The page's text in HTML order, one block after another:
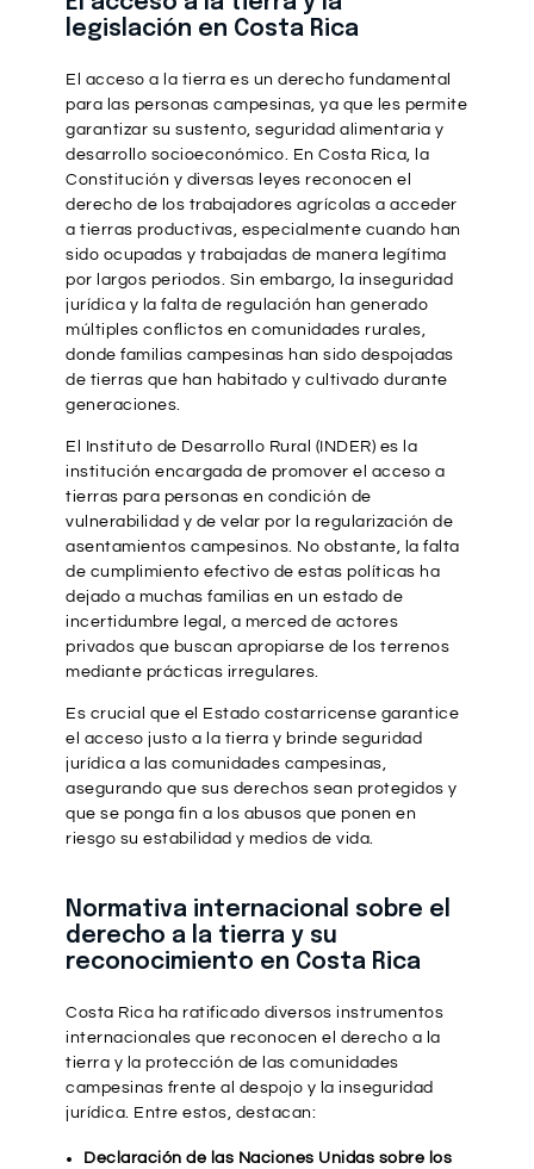
legislación en Costa Rica
El acceso a la tierra es un derecho fundamental
para las personas campesinas, ya que les permite
garantizar su sustento, seguridad alimentaria y
desarrollo socioeconómico. En Costa Rica, la
Constitución y diversas leyes reconocen el
derecho de los trabajadores agrícolas a acceder
a tierras productivas, especialmente cuando han
sido ocupadas y trabajadas de manera legítima
por largos periodos. Sin embargo, la inseguridad
jurídica y la falta de regulación han generado
múltiples conflictos en comunidades rurales,
donde familias campesinas han sido despojadas
de tierras que han habitado y cultivado durante
generaciones.
El Instituto de Desarrollo Rural (INDER) es la
institución encargada de promover el acceso a
tierras para personas en condición de
vulnerabilidad y de velar por la regularización de
asentamientos campesinos. No obstante, la falta
de cumplimiento efectivo de estas políticas ha
dejado a muchas familias en un estado de
incertidumbre legal, a merced de actores
privados que buscan apropiarse de los terrenos
mediante prácticas irregulares.
Es crucial que el Estado costarricense garantice
el acceso justo a la tierra y brinde seguridad
jurídica a las comunidades campesinas,
asegurando que sus derechos sean protegidos y
que se ponga fin a los abusos que ponen en
riesgo su estabilidad y medios de vida.
Normativa internacional sobre el
derecho a la tierra y su
reconocimiento en Costa Rica
Costa Rica ha ratificado diversos instrumentos
internacionales que reconocen el derecho a la
tierra y la protección de las comunidades
campesinas frente al despojo y la inseguridad
jurídica. Entre estos, destacan:
Declaración de las Naciones Unidas sobre los